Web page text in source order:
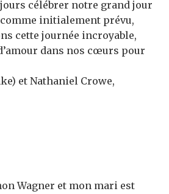
célébrer notre grand jour
initialement prévu,
cette journée incroyable,
dans nos cœurs pour
et Nathaniel Crowe,
Wagner et mon mari est